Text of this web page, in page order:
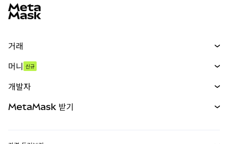
거래
무기한 선물
실물자산
머니 신규
개발자
MetaMask 받기